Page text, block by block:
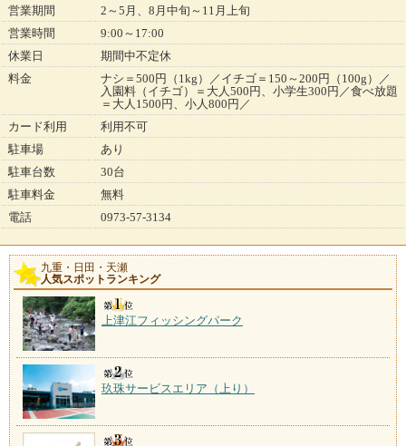
営業期間
2～5月、8月中旬～11月上旬
営業時間
9:00～17:00
休業日
期間中不定休
料金
ナシ＝500円（1kg）／イチゴ＝150～200円（100g）／
入園料（イチゴ）＝大人500円、小学生300円／食べ放題
＝大人1500円、小人800円／
カード利用
利用不可
駐車場
あり
駐車台数
30台
駐車料金
無料
電話
0973-57-3134
九重・日田・天瀬
人気スポットランキング
上津江フィッシングパーク
玖珠サービスエリア（上り）